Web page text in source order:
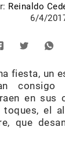
Reinaldo
6/4/
fiesta, un
consigo
en
el
que